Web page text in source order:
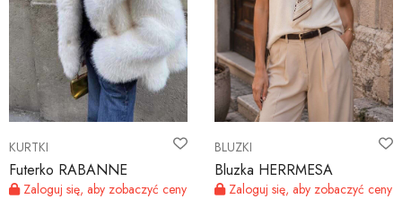
KURTKI
Futerko RABANNE
Zaloguj się, aby zobaczyć ceny
BLUZKI
Bluzka HERRMESA
Zaloguj się, aby zobaczyć ceny